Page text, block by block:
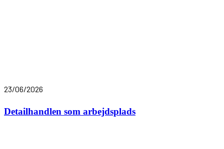
23/06/2026
Detailhandlen som arbejdsplads